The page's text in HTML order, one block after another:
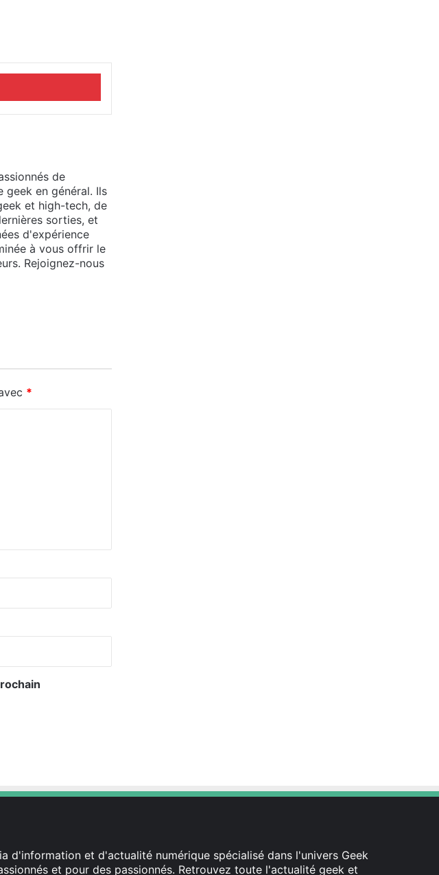
Pinterest
de
geek en général. Ils
et high-tech, de
sorties, et
d'expérience
à vous offrir le
Rejoignez-nous
*
d'information et d'actualité numérique spécialisé dans l'univers Geek
et pour des passionnés. Retrouvez toute l'actualité geek et